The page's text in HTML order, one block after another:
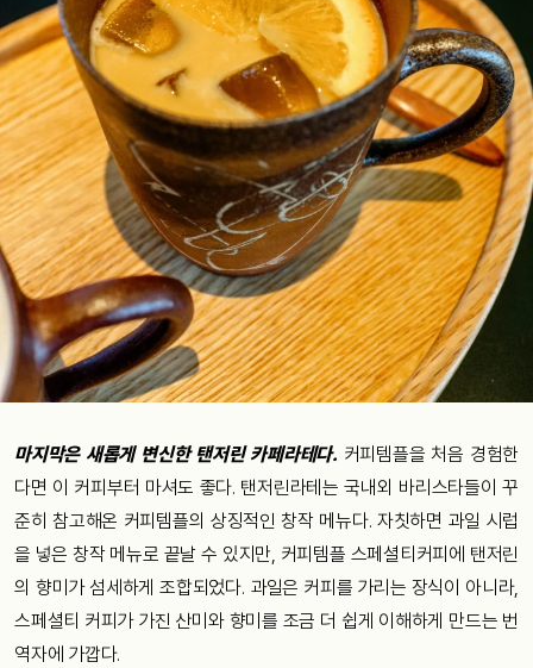
마지막은 새롭게 변신한 탠저린 카페라테다. 커피템플을 처음 경험한
다면 이 커피부터 마셔도 좋다. 탠저린라테는 국내외 바리스타들이 꾸
준히 참고해온 커피템플의 상징적인 창작 메뉴다. 자칫하면 과일 시럽
을 넣은 창작 메뉴로 끝날 수 있지만, 커피템플 스페셜티커피에 탠저린
의 향미가 섬세하게 조합되었다. 과일은 커피를 가리는 장식이 아니라,
스페셜티 커피가 가진 산미와 향미를 조금 더 쉽게 이해하게 만드는 번
역자에 가깝다.